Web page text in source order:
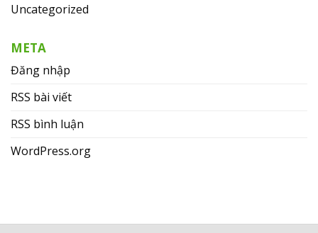
Uncategorized
META
Đăng nhập
RSS bài viết
RSS bình luận
WordPress.org